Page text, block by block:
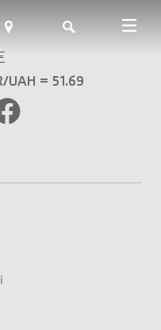
UAH = 51.69